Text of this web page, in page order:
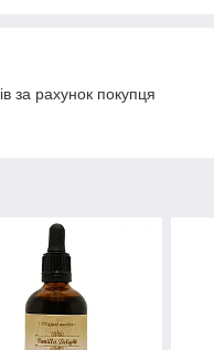
за рахунок покупця